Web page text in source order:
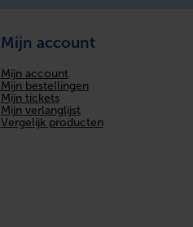
Mijn account
Mijn account
Mijn bestellingen
Mijn tickets
Mijn verlanglijst
Vergelijk producten